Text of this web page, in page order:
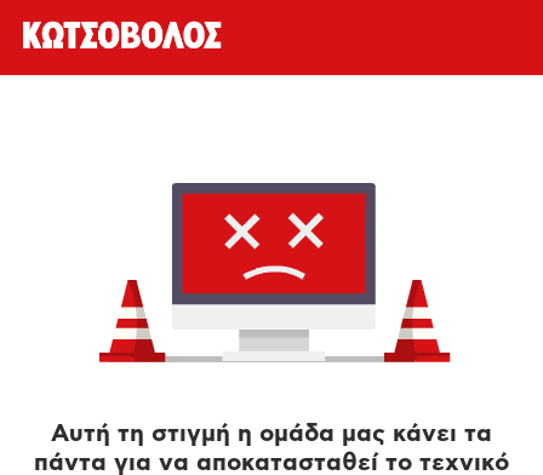
Αυτή τη στιγμή η ομάδα μας κάνει τα
πάντα για να αποκατασταθεί το τεχνικό